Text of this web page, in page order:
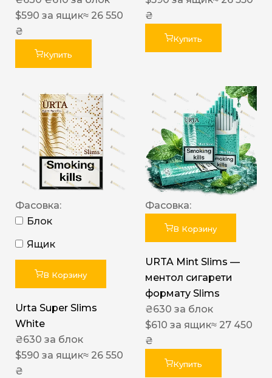
$590 за ящик≈ 26 550
₴
Купить
₴
Купить
Фасовка:
Блок
Ящик
В Корзину
Urta Super Slims
White
₴630 за блок
$590 за ящик≈ 26 550
₴
Фасовка:
В Корзину
URTA Mint Slims —
ментол сигарети
формату Slims
₴630 за блок
$610 за ящик≈ 27 450
₴
Купить